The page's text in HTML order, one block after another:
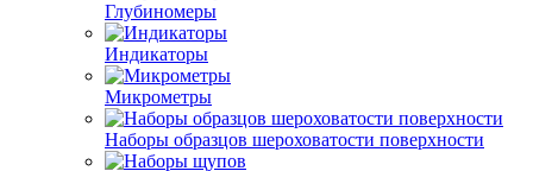
Глубиномеры
Индикаторы
Микрометры
Наборы образцов шероховатости поверхности